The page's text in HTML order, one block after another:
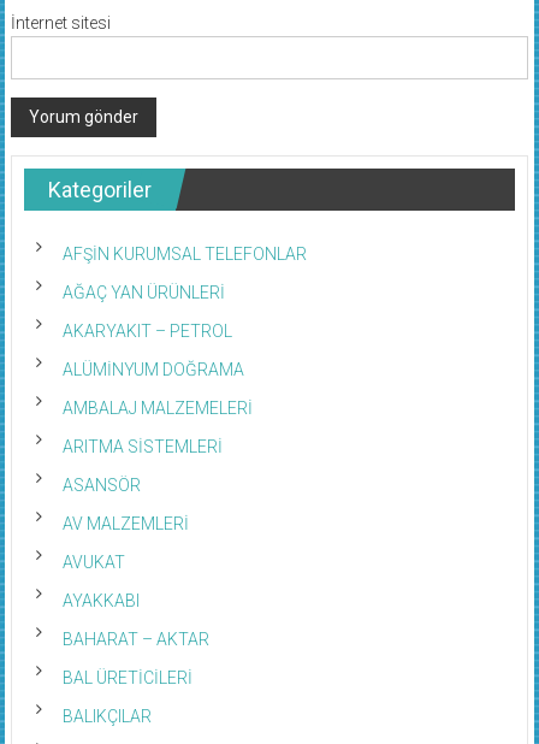
İnternet sitesi
Kategoriler
AFŞİN KURUMSAL TELEFONLAR
AĞAÇ YAN ÜRÜNLERİ
AKARYAKIT – PETROL
ALÜMİNYUM DOĞRAMA
AMBALAJ MALZEMELERİ
ARITMA SİSTEMLERİ
ASANSÖR
AV MALZEMLERİ
AVUKAT
AYAKKABI
BAHARAT – AKTAR
BAL ÜRETİCİLERİ
BALIKÇILAR